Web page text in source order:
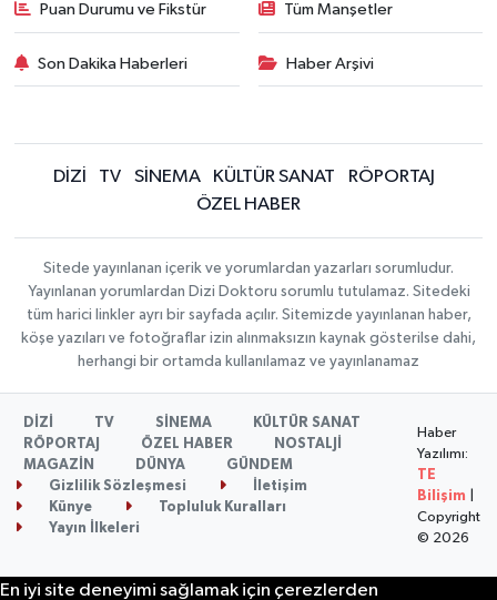
Puan Durumu ve Fikstür Tüm Manşetler
Son Dakika Haberleri Haber Arşivi
DİZİ TV SİNEMA KÜLTÜR SANAT
RÖPORTAJ
ÖZEL HABER
Sitede yayınlanan içerik ve yorumlardan yazarları sorumludur.
Yayınlanan yorumlardan Dizi Doktoru sorumlu tutulamaz. Sitedeki
tüm harici linkler ayrı bir sayfada açılır. Sitemizde yayınlanan haber,
köşe yazıları ve fotoğraflar izin alınmaksızın kaynak gösterilse dahi,
herhangi bir ortamda kullanılamaz ve yayınlanamaz
DİZİ TV SİNEMA
KÜLTÜR SANAT
RÖPORTAJ
ÖZEL HABER
NOSTALJİ
MAGAZİN
DÜNYA
GÜNDEM
Gizlilik Sözleşmesi
İletişim
Künye
Topluluk Kuralları
Yayın İlkeleri
Haber
Yazılımı:
TE
Bilişim
Copyright
© 2026
En iyi site deneyimi sağlamak için çerezlerden